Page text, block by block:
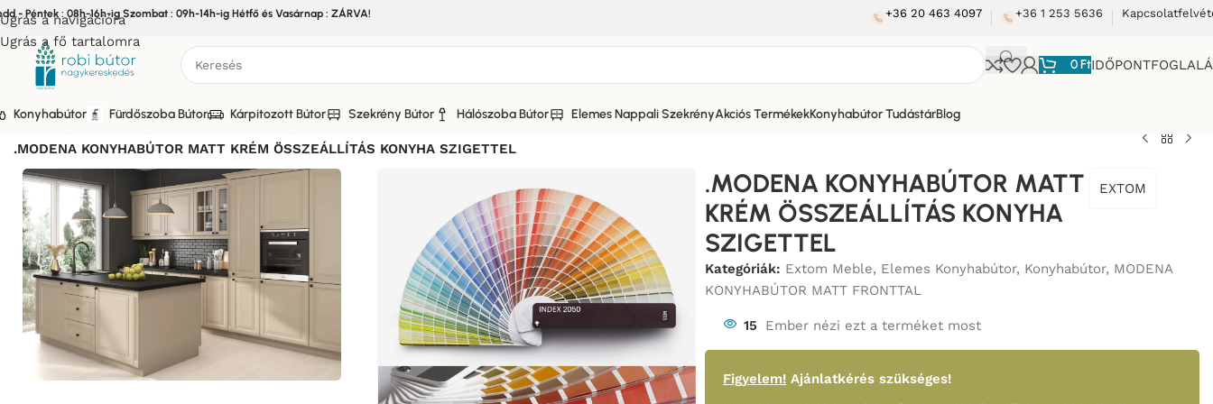
Ugrás a navigációra
Ugrás a fő tartalomra
- Péntek : 08h-16h-ig Szombat : 09h-14h-ig Hétfő és Vasárnap : ZÁRVA! +36 20 463 4097 +36 1 253 5636
0Ft
Konyhabútor Fürdőszoba Bútor Kárpitozott Bútor Szekrény Bútor Hálószoba Bútor Elemes Nappali SzekrényAkciós TermékekKonyhabútor TudástárBlog
Kezdőlap Elemes Konyhabútor MODENA KONYHABÚTOR MATT FRONTTAL
.MODENA KONYHABÚTOR MATT KRÉM ÖSSZEÁLLÍTÁS KONYHA SZIGETTEL
.MODENA KONYHABÚTOR MATT
KRÉM ÖSSZEÁLLÍTÁS KONYHA
SZIGETTEL
EXTOM
Kategóriák: Extom Meble, Elemes Konyhabútor, Konyhabútor, MODENA
KONYHABÚTOR MATT FRONTTAL
15 Ember nézi ezt a terméket most
Figyelem! Ajánlatkérés szükséges!